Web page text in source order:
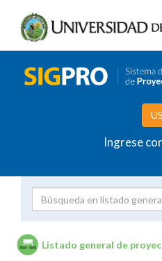
Ingrese
Listado general de